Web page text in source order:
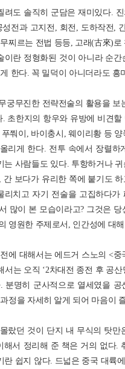
려도 솔직히 군담은 재미있다.
전과 고지전, 회전, 도하작전,
찌르는 전법 등등, 고래(古來)
이란 정형화된 것이 아니라 순
한다. 꼭 밀덕이 아니더라도 흥
궁무진한 전략전술의 활용을
초한지의 항우와 유방에 비견
쭤이, 바이충시, 웨이리황 등
리게 한다. 전투 속에서 장렬
는 사람들도 있다. 투항하거나
간 보다가 유리한 쪽에 붙기도
리치고 자기 전술을 고집하다
많이 본 모습이라고? 그것은
영원한 주제로서, 인간성에 대
에 대해서는 에드거 스노의 <
서는 오직 ‘2차대전 종전 후 공
분명히 군사적으로 열세였을
정을 자세히 알게 되어 마음이
랐던 것이 단지 내 무식의 탓
해서 정리해 준 책은 거의 없다.
란 쉽지 않다. 드넓은 중국 대륙